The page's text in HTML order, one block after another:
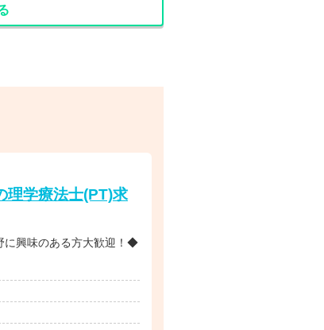
理学療法士(PT)求
興味のある方大歓迎！◆